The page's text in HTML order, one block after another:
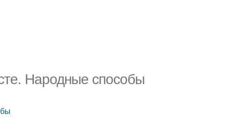
Народные способы